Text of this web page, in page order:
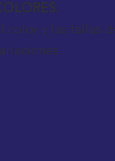
color y las tallas